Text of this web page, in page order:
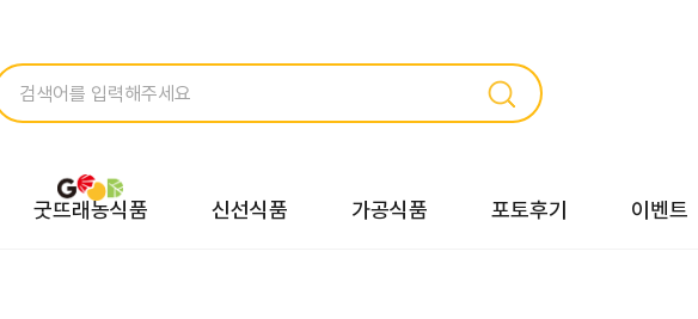
굿뜨래농식품 신선식품 가공식품 포토후기 이벤트